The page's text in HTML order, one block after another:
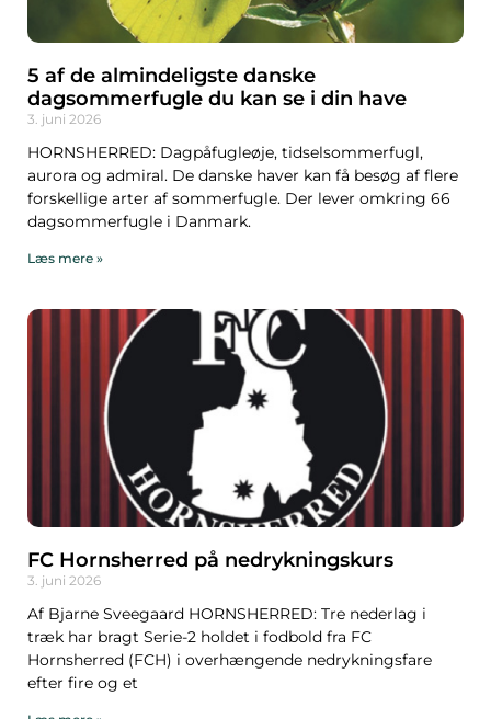
5 af de almindeligste danske
dagsommerfugle du kan se i din have
3. juni 2026
HORNSHERRED: Dagpåfugleøje, tidselsommerfugl,
aurora og admiral. De danske haver kan få besøg af flere
forskellige arter af sommerfugle. Der lever omkring 66
dagsommerfugle i Danmark.
Læs mere »
FC Hornsherred på nedrykningskurs
3. juni 2026
Af Bjarne Sveegaard HORNSHERRED: Tre nederlag i
træk har bragt Serie-2 holdet i fodbold fra FC
Hornsherred (FCH) i overhængende nedrykningsfare
efter fire og et